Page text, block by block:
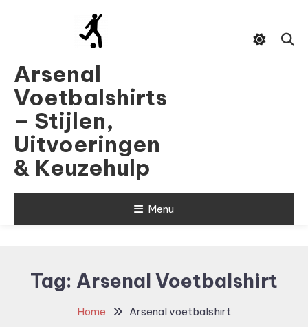
Arsenal
Voetbalshirts
– Stijlen,
Uitvoeringen
& Keuzehulp
Menu
Tag: Arsenal Voetbalshirt
Home Arsenal voetbalshirt